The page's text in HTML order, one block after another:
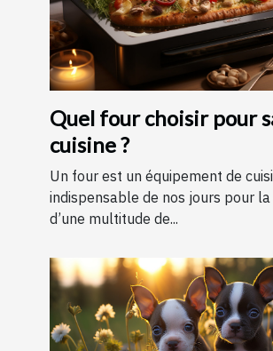
Quel four choisir pour
cuisine ?
Un four est un équipement de
indispensable de nos jours pour la
d’une multitude de...